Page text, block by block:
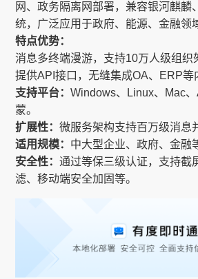
网、政务隔离网部署，兼容银河麒麟
统，广泛应用于政府、能源、金融领
特点优势：
消息多终端漫游，支持10万人级组织
提供API接口，无缝集成OA、ERP等
支持平台：Windows、Linux、Mac
蒙。
扩展性：微服务架构支持百万级消息
适用规模： 中大型企业、政府、金融
安全性：通过等保三级认证，支持截
滤、移动端安全加固等。